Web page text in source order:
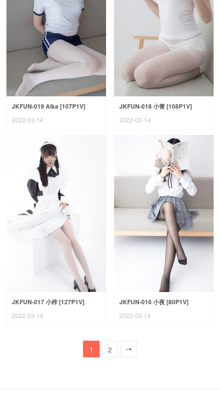
JKFUN-019 Aika [107P1V]
2022-03-14
JKFUN-018 小青 [108P1V]
2022-03-14
JKFUN-017 小梓 [127P1V]
2022-03-14
JKFUN-016 小夜 [80P1V]
2022-03-14
1
2